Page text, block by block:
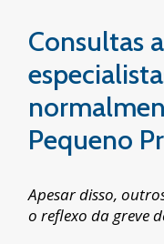
Consultas
Pequeno
Apesar disso,
o reflexo da greve